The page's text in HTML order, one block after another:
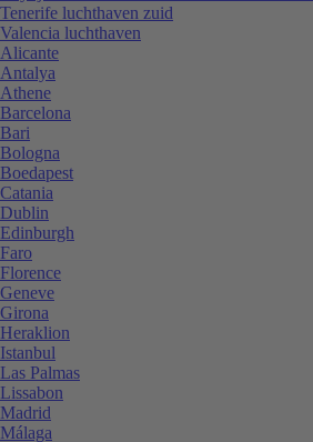
Tenerife luchthaven zuid
Valencia luchthaven
Alicante
Antalya
Athene
Barcelona
Bari
Bologna
Boedapest
Catania
Dublin
Edinburgh
Faro
Florence
Geneve
Girona
Heraklion
Istanbul
Las Palmas
Lissabon
Madrid
Málaga